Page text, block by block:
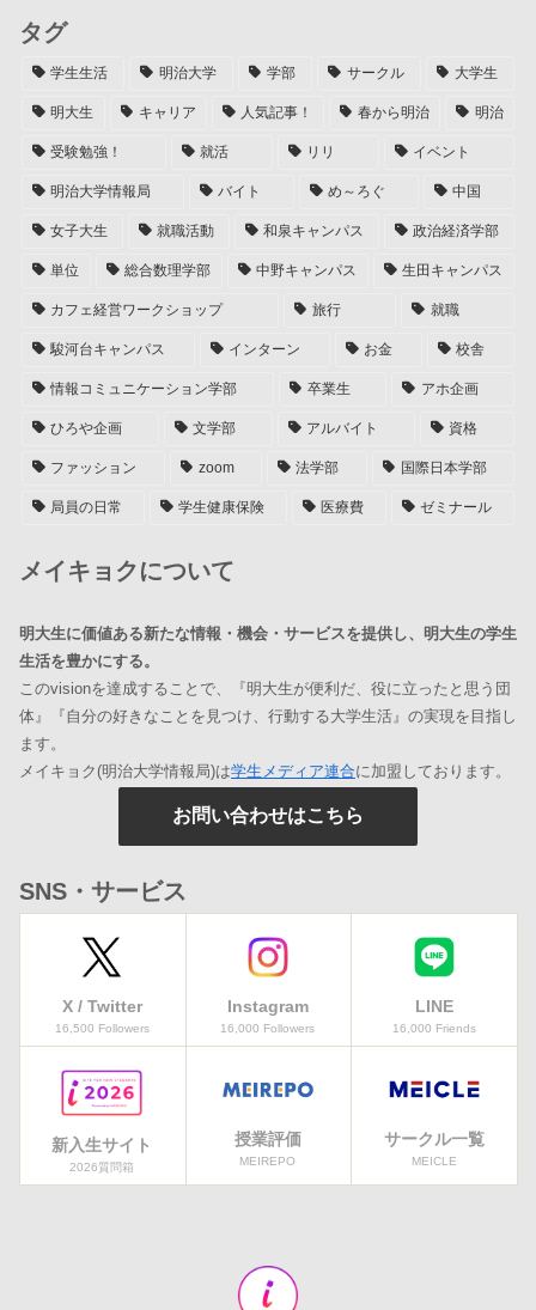
タグ
学生生活 明治大学 学部 サークル 大学生
明大生 キャリア 人気記事！ 春から明治 明治
受験勉強！ 就活 リリ イベント
明治大学情報局 バイト め～ろぐ 中国
女子大生 就職活動 和泉キャンパス 政治経済学部
単位 総合数理学部 中野キャンパス 生田キャンパス
カフェ経営ワークショップ 旅行 就職
駿河台キャンパス インターン お金 校舎
情報コミュニケーション学部 卒業生 アホ企画
ひろや企画 文学部 アルバイト 資格
ファッション zoom 法学部 国際日本学部
局員の日常 学生健康保険 医療費 ゼミナール
メイキョクについて
明大生に価値ある新たな情報・機会・サービスを提供し、明大生の学生
生活を豊かにする。
このvisionを達成することで、『明大生が便利だ、役に立ったと思う団
体』『自分の好きなことを見つけ、行動する大学生活』の実現を目指し
ます。
メイキョク(明治大学情報局)は学生メディア連合に加盟しております。
お問い合わせはこちら
SNS・サービス
X / Twitter
16,500 Followers
Instagram
16,000 Followers
LINE
16,000 Friends
新入生サイト
2026質問箱
授業評価
MEIREPO
サークル一覧
MEICLE